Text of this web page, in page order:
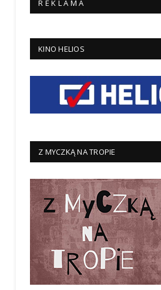
R E K L A M A
KINO HELIOS
Z MYCZKĄ NA TROPIE